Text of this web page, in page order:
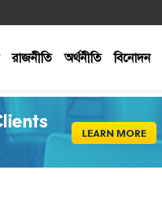
রাজনীতি অর্থনীতি বিনোদন